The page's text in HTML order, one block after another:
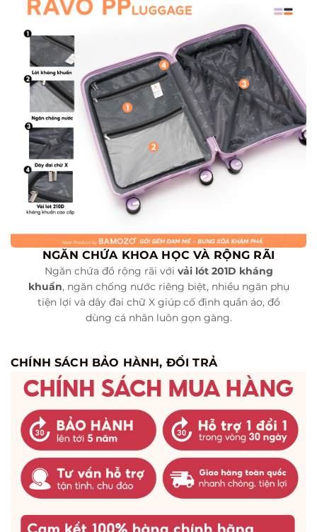
NGĂN CHỨA KHOA HỌC VÀ RỘNG RÃI
Ngăn chứa đồ rộng rãi với vải lót 201D kháng
khuẩn, ngăn chống nước riêng biệt, nhiều ngăn phụ
tiện lợi và dây đai chữ X giúp cố định quần áo, đồ
dùng cá nhân luôn gọn gàng.
CHÍNH SÁCH BẢO HÀNH, ĐỔI TRẢ